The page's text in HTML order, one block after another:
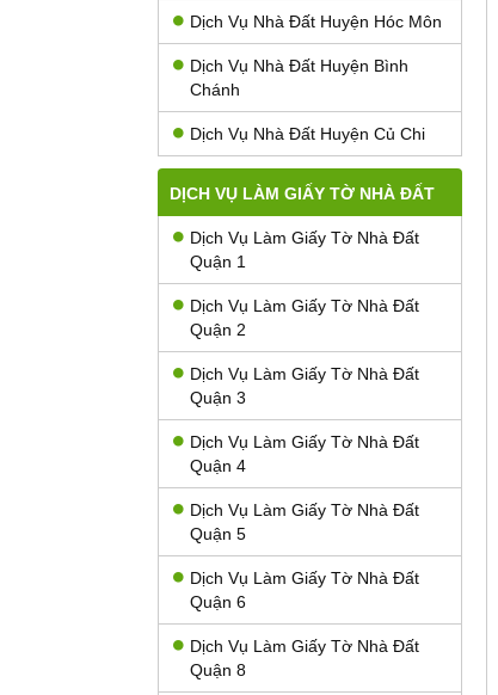
Dịch Vụ Nhà Đất Huyện Hóc Môn
Dịch Vụ Nhà Đất Huyện Bình
Chánh
Dịch Vụ Nhà Đất Huyện Củ Chi
DỊCH VỤ LÀM GIẤY TỜ NHÀ ĐẤT
Dịch Vụ Làm Giấy Tờ Nhà Đất
Quận 1
Dịch Vụ Làm Giấy Tờ Nhà Đất
Quận 2
Dịch Vụ Làm Giấy Tờ Nhà Đất
Quận 3
Dịch Vụ Làm Giấy Tờ Nhà Đất
Quận 4
Dịch Vụ Làm Giấy Tờ Nhà Đất
Quận 5
Dịch Vụ Làm Giấy Tờ Nhà Đất
Quận 6
Dịch Vụ Làm Giấy Tờ Nhà Đất
Quận 8